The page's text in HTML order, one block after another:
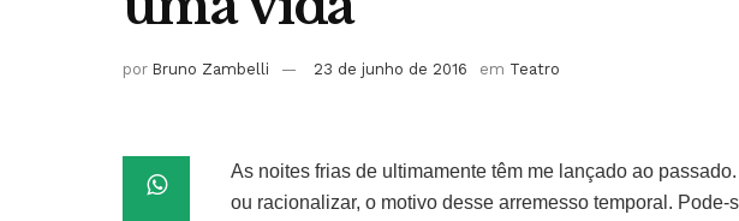
por Bruno Zambelli 23 de junho de 2016 em Teatro
As noites frias de ultimamente têm me lançado ao
ou racionalizar, o motivo desse arremesso temporal. Pode-